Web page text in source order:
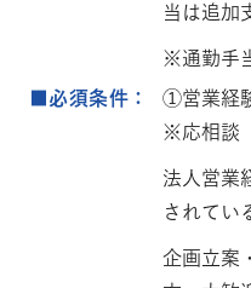
当は追加
※通勤手
■必須条件：
①営業経
※応相談
法人営業
されてい
企画立案